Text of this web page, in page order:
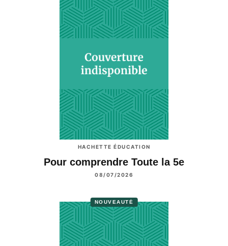
HACHETTE ÉDUCATION
Pour comprendre Toute la 5e
08/07/2026
NOUVEAUTÉ